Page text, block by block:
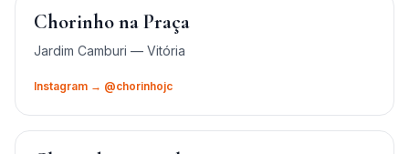
Chorinho na Praça
Jardim Camburi — Vitória
Instagram → @chorinhojc